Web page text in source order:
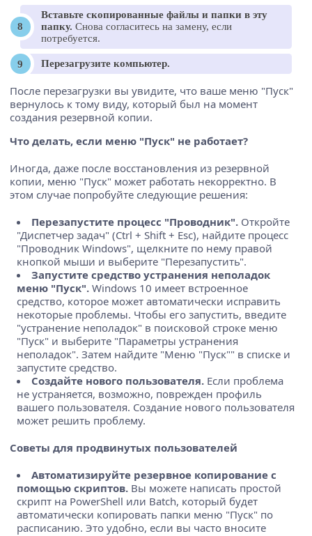
Вставьте скопированные файлы и папки в эту
папку. Снова согласитесь на замену, если
потребуется.
Перезагрузите компьютер.
После перезагрузки вы увидите, что ваше меню "Пуск"
вернулось к тому виду, который был на момент
создания резервной копии.
Что делать, если меню "Пуск" не работает?
Иногда, даже после восстановления из резервной
копии, меню "Пуск" может работать некорректно. В
этом случае попробуйте следующие решения:
Перезапустите процесс "Проводник". Откройте
"Диспетчер задач" (Ctrl + Shift + Esc), найдите процесс
"Проводник Windows", щелкните по нему правой
кнопкой мыши и выберите "Перезапустить".
Запустите средство устранения неполадок
меню "Пуск". Windows 10 имеет встроенное
средство, которое может автоматически исправить
некоторые проблемы. Чтобы его запустить, введите
"устранение неполадок" в поисковой строке меню
"Пуск" и выберите "Параметры устранения
неполадок". Затем найдите "Меню "Пуск"" в списке и
запустите средство.
Создайте нового пользователя. Если проблема
не устраняется, возможно, поврежден профиль
вашего пользователя. Создание нового пользователя
может решить проблему.
Советы для продвинутых пользователей
Автоматизируйте резервное копирование с
помощью скриптов. Вы можете написать простой
скрипт на PowerShell или Batch, который будет
автоматически копировать папки меню "Пуск" по
расписанию. Это удобно, если вы часто вносите